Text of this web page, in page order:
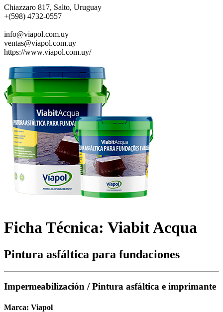
Chiazzaro 817, Salto, Uruguay
+(598) 4732-0557
info@viapol.com.uy
ventas@viapol.com.uy
https://www.viapol.com.uy/
Ficha Técnica: Viabit Acqua
Pintura asfáltica para fundaciones
Impermeabilización / Pintura asfáltica e imprimante
Marca: Viapol